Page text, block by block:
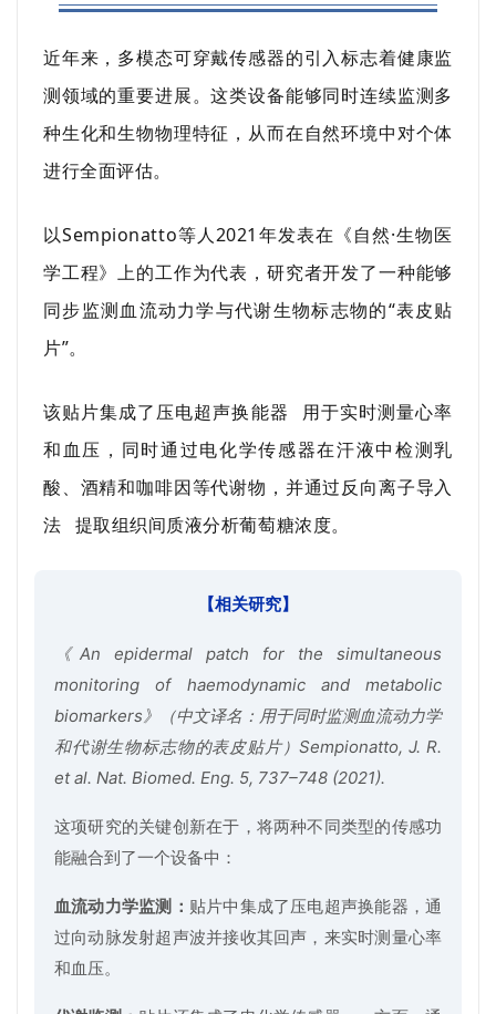
近年来，多模态可穿戴传感器的引入标志着健康监
测领域的重要进展。这类设备能够同时连续监测多
种生化和生物物理特征，从而在自然环境中对个体
进行全面评估。
以Sempionatto等人2021年发表在《自然·生物医
学工程》上的工作为代表，研究者开发了一种能够
同步监测血流动力学与代谢生物标志物的“表皮贴
片”。
该贴片集成了压电超声换能器
用于实时测量心率
和血压，同时通过电化学传感器在汗液中检测乳
酸、酒精和咖啡因等代谢物，并通过反向离子导入
法 提取组织间质液分析葡萄糖浓度。
【相关研究】
《An epidermal patch for the simultaneous
monitoring of haemodynamic and metabolic
biomarkers》（中文译名：用于同时监测血流动力学
和代谢生物标志物的表皮贴片）Sempionatto, J. R.
et al. Nat. Biomed. Eng. 5, 737–748 (2021).
这项研究的关键创新在于，将两种不同类型的传感功
能融合到了一个设备中：
血流动力学监测： 贴片中集成了压电超声换能器，通
过向动脉发射超声波并接收其回声，来实时测量心率
和血压。